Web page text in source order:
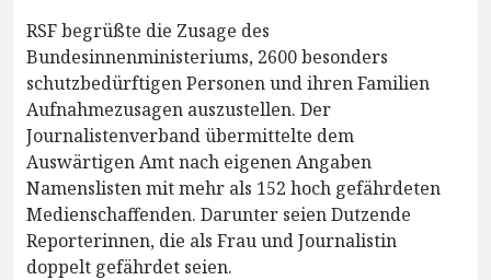
RSF begrüßte die Zusage des
Bundesinnenministeriums, 2600 besonders
schutzbedürftigen Personen und ihren Familien
Aufnahmezusagen auszustellen. Der
Journalistenverband übermittelte dem
Auswärtigen Amt nach eigenen Angaben
Namenslisten mit mehr als 152 hoch gefährdeten
Medienschaffenden. Darunter seien Dutzende
Reporterinnen, die als Frau und Journalistin
doppelt gefährdet seien.